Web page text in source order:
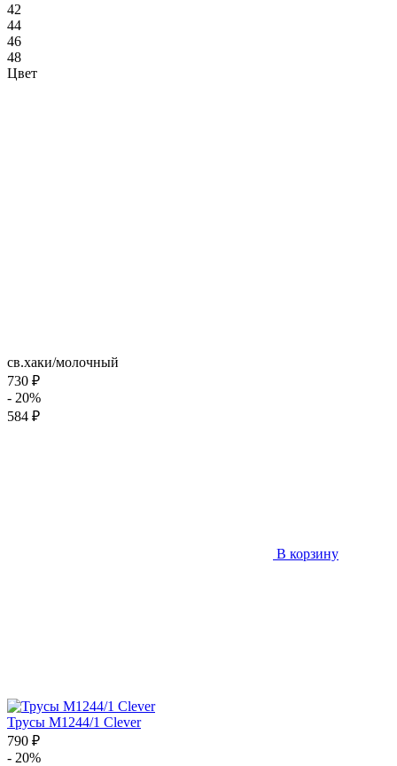
42
44
46
48
Цвет
св.хаки/молочный
730 ₽
- 20%
584 ₽
В корзину
Трусы M1244/1 Clever
790 ₽
- 20%